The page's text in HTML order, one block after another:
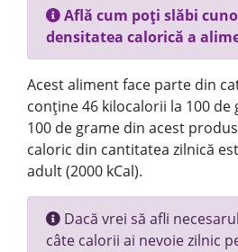
Află cum poți slăbi
densitatea calorică a
Acest aliment face parte din
conține 46 kilocalorii la 100 de
100 de grame din acest
caloric din cantitatea zilnică
adult (2000 kCal).
Dacă vrei să afli
câte calorii ai nevoie zilnic